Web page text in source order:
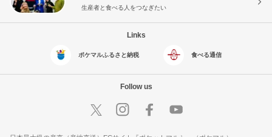
生産者と食べる人をつなぎたい
Links
ポケマルふるさと納税 食べる通信
Follow us